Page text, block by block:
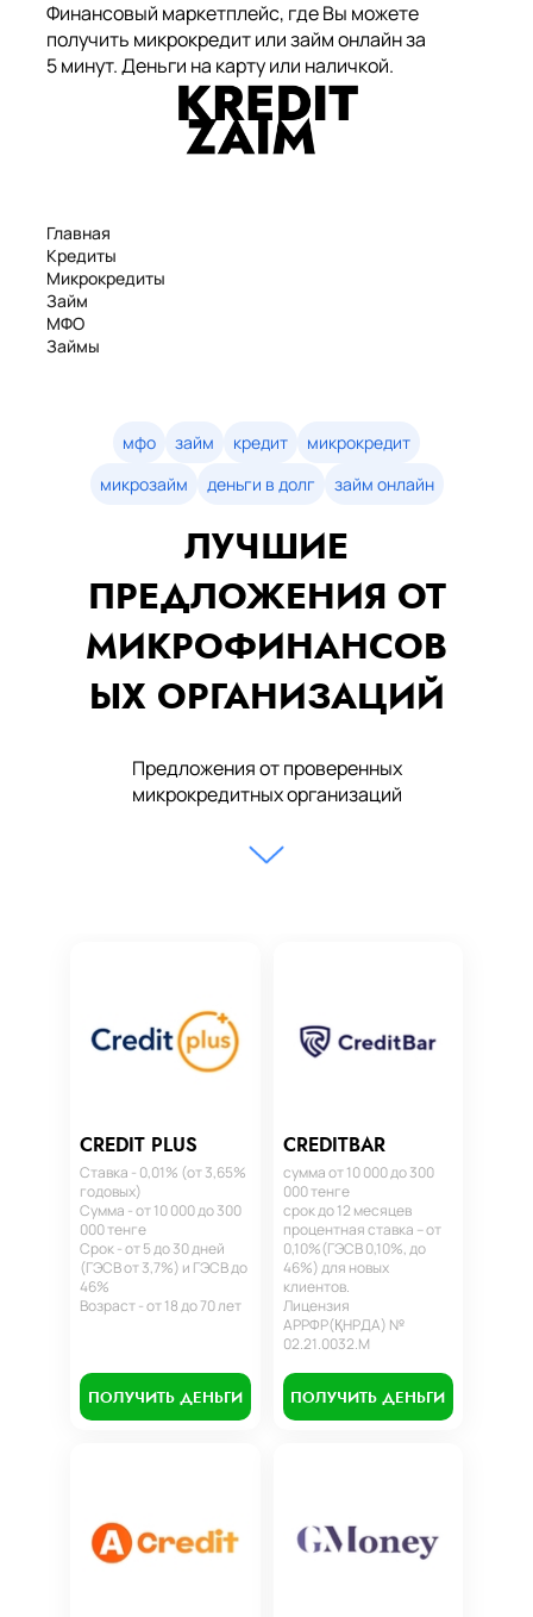
Финансовый маркетплейс, где Вы можете
получить микрокредит или займ онлайн за
5 минут. Деньги на карту или наличкой.
Главная
Кредиты
Микрокредиты
Займ
МФО
Займы
Займы онлайн
Денежные кредиты
мфо займ кредит
микрокредит
микрозайм
деньги в долг займ онлайн
ЛУЧШИЕ
ПРЕДЛОЖЕНИЯ ОТ
МИКРОФИНАНСОВ
ЫХ ОРГАНИЗАЦИЙ
Предложения от проверенных
микрокредитных организаций
CREDIT PLUS
Ставка - 0,01% (от 3,65%
годовых)
Сумма - от 10 000 до 300
000 тенге
Срок - от 5 до 30 дней
(ГЭСВ от 3,7%) и ГЭСВ до
46%
Возраст - от 18 до 70 лет
ПОЛУЧИТЬ ДЕНЬГИ
CREDITBAR
сумма от 10 000 до 300
000 тенге
срок до 12 месяцев
процентная ставка – от
0,10%(ГЭСВ 0,10%, до
46%) для новых
клиентов.
Лицензия
АРРФР(ҚНРДА) №
02.21.0032.М
ПОЛУЧИТЬ ДЕНЬГИ